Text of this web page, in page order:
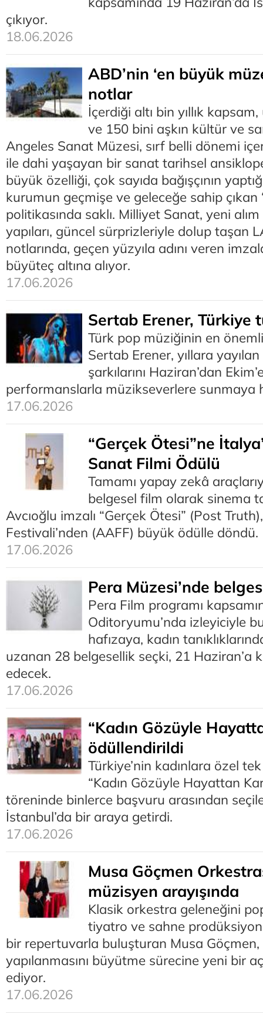
çıkıyor.
18.06.2026
ABD’nin ‘en büyük
notlar
İçerdiği altı bin yıllık
ve 150 bini aşkın kültür ve
Angeles Sanat Müzesi, sırf belli dönemi
ile dahi yaşayan bir sanat tarihsel
büyük özelliği, çok sayıda bağışçının
kurumun geçmişe ve geleceğe sahip çıkan
politikasında saklı. Milliyet Sanat, yeni
yapıları, güncel sürprizleriyle dolup taşan
notlarında, geçen yüzyıla adını veren
büyüteç altına alıyor.
17.06.2026
Sertab Erener, Türkiye
Türk pop müziğinin en
Sertab Erener, yıllara
şarkılarını Haziran’dan
performanslarla müzikseverlere sunmaya
17.06.2026
“Gerçek Ötesi”ne
Sanat Filmi Ödülü
Tamamı yapay zekâ
belgesel film olarak sinema
Avcıoğlu imzalı “Gerçek Ötesi” (Post
Festivali’nden (AAFF) büyük ödülle döndü.
17.06.2026
Pera Müzesi’nde
Pera Film programı
Oditoryumu’nda izleyiciyle
hafızaya, kadın
uzanan 28 belgesellik seçki, 21 Haziran’a
edecek.
17.06.2026
“Kadın Gözüyle
ödüllendirildi
Türkiye’nin kadınlara özel
“Kadın Gözüyle Hayattan
töreninde binlerce başvuru arasından
İstanbul’da bir araya getirdi.
17.06.2026
Musa Göçmen
müzisyen arayışında
Klasik orkestra geleneğini
tiyatro ve sahne
bir repertuvarla buluşturan Musa
yapılanmasını büyütme sürecine yeni bir
ediyor.
17.06.2026